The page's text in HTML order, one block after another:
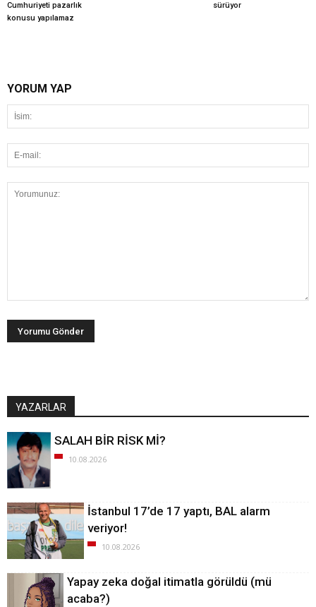
Cumhuriyeti pazarlık
konusu yapılamaz
sürüyor
YORUM YAP
YAZARLAR
SALAH BİR RİSK Mİ?
10.08.2026
İstanbul 17’de 17 yaptı, BAL alarm
veriyor!
10.08.2026
Yapay zeka doğal itimatla görüldü (mü
acaba?)